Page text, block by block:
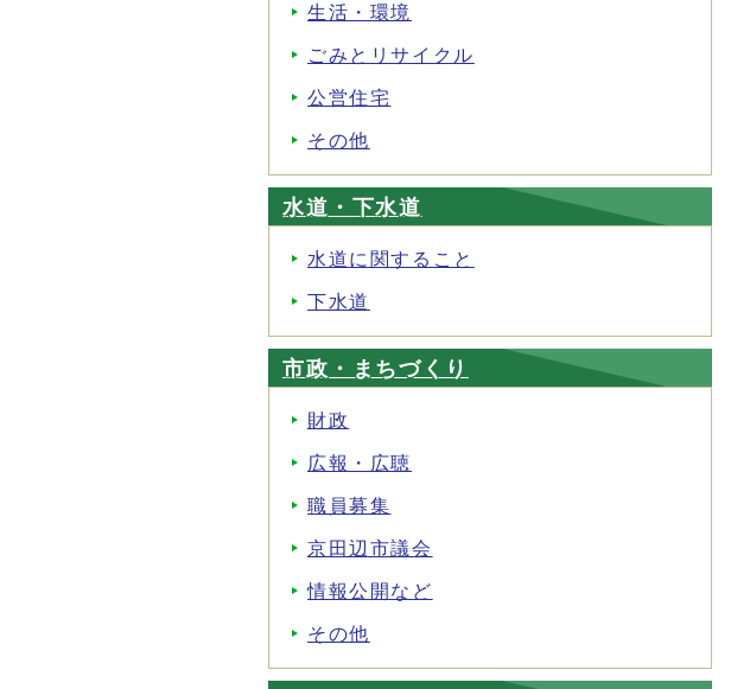
生活・環境
ごみとリサイクル
公営住宅
その他
水道・下水道
水道に関すること
下水道
市政・まちづくり
財政
広報・広聴
職員募集
京田辺市議会
情報公開など
その他